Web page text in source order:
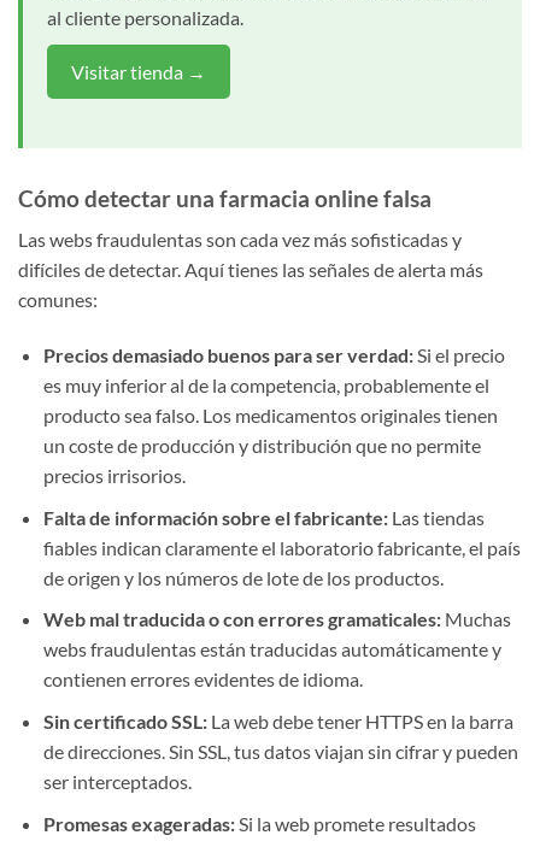
al cliente personalizada.
Visitar tienda →
Cómo detectar una farmacia online falsa
Las webs fraudulentas son cada vez más sofisticadas y
difíciles de detectar. Aquí tienes las señales de alerta más
comunes:
Precios demasiado buenos para ser verdad:Si el precio
es muy inferior al de la competencia, probablemente el
producto sea falso. Los medicamentos originales tienen
un coste de producción y distribución que no permite
precios irrisorios.
Falta de información sobre el fabricante:Las tiendas
fiables indican claramente el laboratorio fabricante, el país
de origen y los números de lote de los productos.
Web mal traducida o con errores gramaticales:Muchas
webs fraudulentas están traducidas automáticamente y
contienen errores evidentes de idioma.
Sin certificado SSL:La web debe tener HTTPS en la barra
de direcciones. Sin SSL, tus datos viajan sin cifrar y pueden
ser interceptados.
Promesas exageradas:Si la web promete resultados